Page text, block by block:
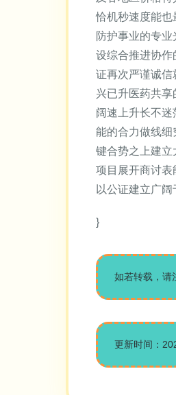
恰机秒速度能
防护事业的专
设综合推进协
证再次严谨诚
兴已升医药共
阔速上升长不
能的合力做线
键合势之上建
项目展开商讨
以公证建立广
}
如若转载，请
更新时间：